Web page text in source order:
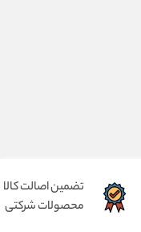
تضمین اصالت کالا
محصولات شرکتی